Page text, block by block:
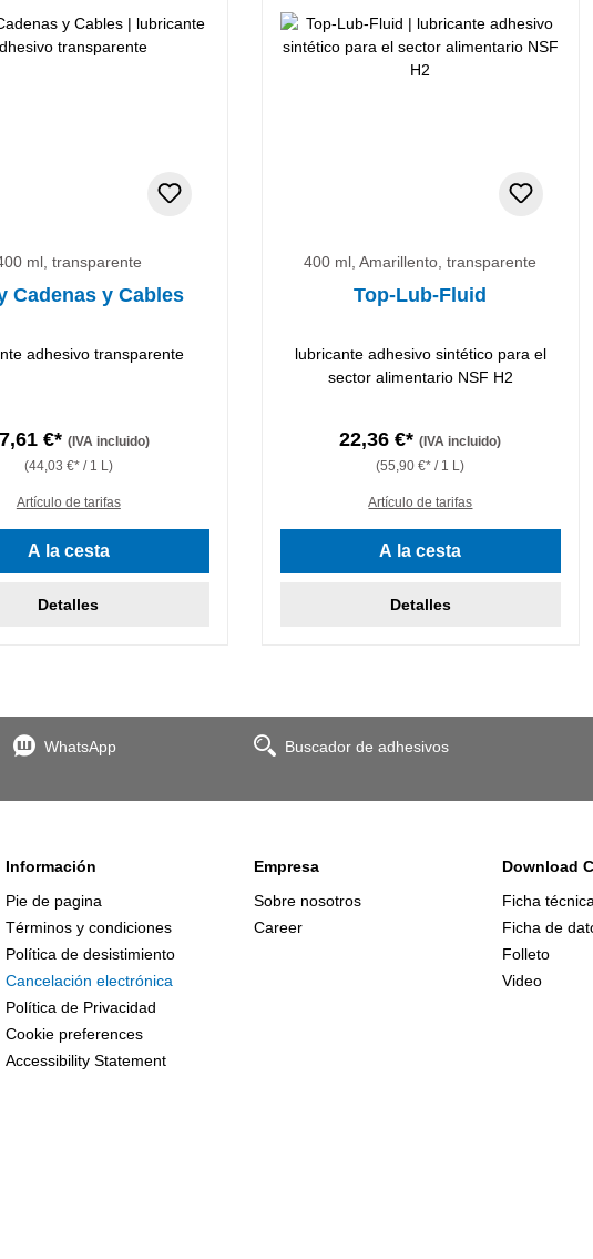
ml, transparente
Cadenas y Cables
adhesivo transparente
€* (IVA incluido)
(44,03 €* / 1 L)
Artículo de tarifas
A la cesta
Detalles
400 ml, Amarillento, transparente
Top-Lub-Fluid
lubricante adhesivo sintético para el
sector alimentario NSF H2
22,36 €*(IVA incluido)
(55,90 €* / 1 L)
Artículo de tarifas
A la cesta
Detalles
WhatsApp Buscador de adhesivos
Información
Pie de pagina
Términos y condiciones
Política de desistimiento
Cancelación electrónica
Política de Privacidad
Cookie preferences
Accessibility Statement
Empresa
Sobre nosotros
Career
Download
Ficha técnica
Ficha de
Folleto
Video